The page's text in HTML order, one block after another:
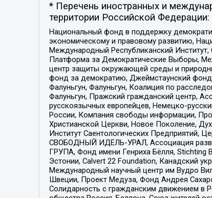
* Перечень иностранных и
территории Российской Федерации:
Национальный фонд в поддержку
экономическому и правовому развитию,
Международный Республиканский
Платформа за Демократические Выборы,
центр защиты окружающей среды и
фонд за демократию, Джеймстаунский
Фалуньгун, Фалуньгун, Коалиция по
Фалуньгун, Пражский гражданский центр,
русскоязычных европейцев, Немецко-
России, Компания свободы информации,
Христианской Церкви, Новое Поколение,
Институт Саентологических Предприятий,
СВОБОДНЫЙ ИДЕЛЬ-УРАЛ, Ассоциация
ГРУПА, Фонд имени Генриха Бёлля, Stichting
Эстонии, Calvert 22 Foundation, Канадский
Международный научный центр им Вудро
Швеции, Проект Медуза, Фонд Андрея
Солидарность с гражданским движением в